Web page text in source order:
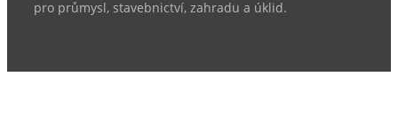
pro průmysl, stavebnictví, zahradu a úklid.